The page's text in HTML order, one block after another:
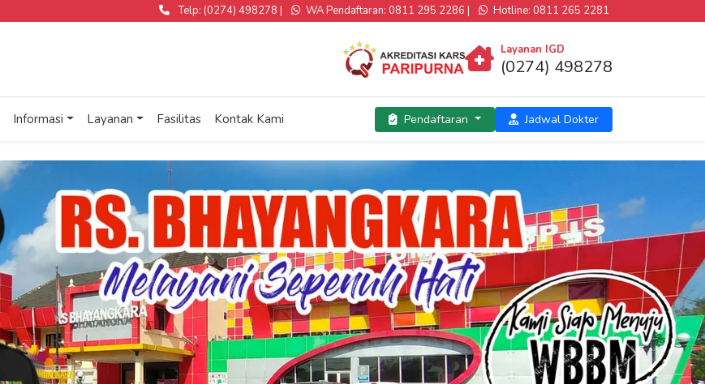
Telp: (0274) 498278 | WA Pendaftaran: 0811 295 2286 | Hotline: 0811 265 2281
Layanan IGD
(0274) 498278
Informasi Layanan Fasilitas Kontak Kami Pendaftaran Jadwal Dokter
Next